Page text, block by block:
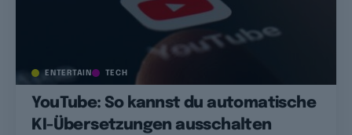
ENTERTAIN TECH
YouTube: So kannst du automatische
KI-Übersetzungen ausschalten